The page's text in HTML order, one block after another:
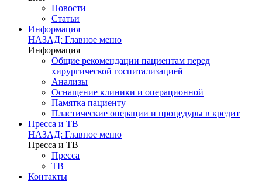
Новости
Статьи
Информация
НАЗАД: Главное меню
Информация
Общие рекомендации пациентам перед
хирургической госпитализацией
Анализы
Оснащение клиники и операционной
Памятка пациенту
Пластические операции и процедуры в кредит
Пресса и ТВ
НАЗАД: Главное меню
Пресса и ТВ
Пресса
ТВ
Контакты